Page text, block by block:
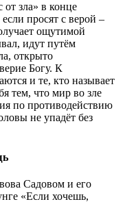
зла» в конце
просят с верой –
ощутимой
идут путём
открыто
Богу. К
и те, кто называет
тем, что мир во зле
по противодействию
не упадёт без
Садовом и его
«Если хочешь,